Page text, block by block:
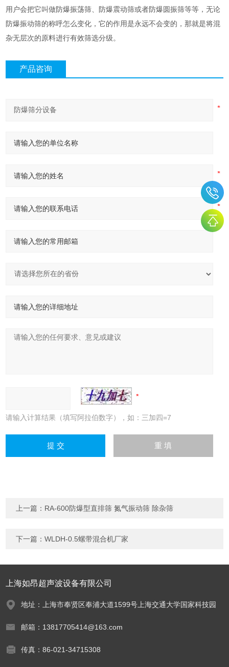
用户会把它叫做防爆振荡筛、防爆震动筛或者防爆圆振筛等等，无论
防爆振动筛的称呼怎么变化，它的作用是永远不会变的，那就是将混
杂无层次的原料进行有效筛选分级。
产品咨询
请输入计算结果（填写阿拉伯数字），如：三加四=7
上一篇： RA-600防爆型直排筛 氮气振动筛 除杂筛
下一篇：WLDH-0.5螺带混合机厂家
上海如昂超声波设备有限公司
地址：上海市奉贤区奉浦大道1599号上海交通大学国家科技园
邮箱：13817705414@163.com
传真：86-021-34715308